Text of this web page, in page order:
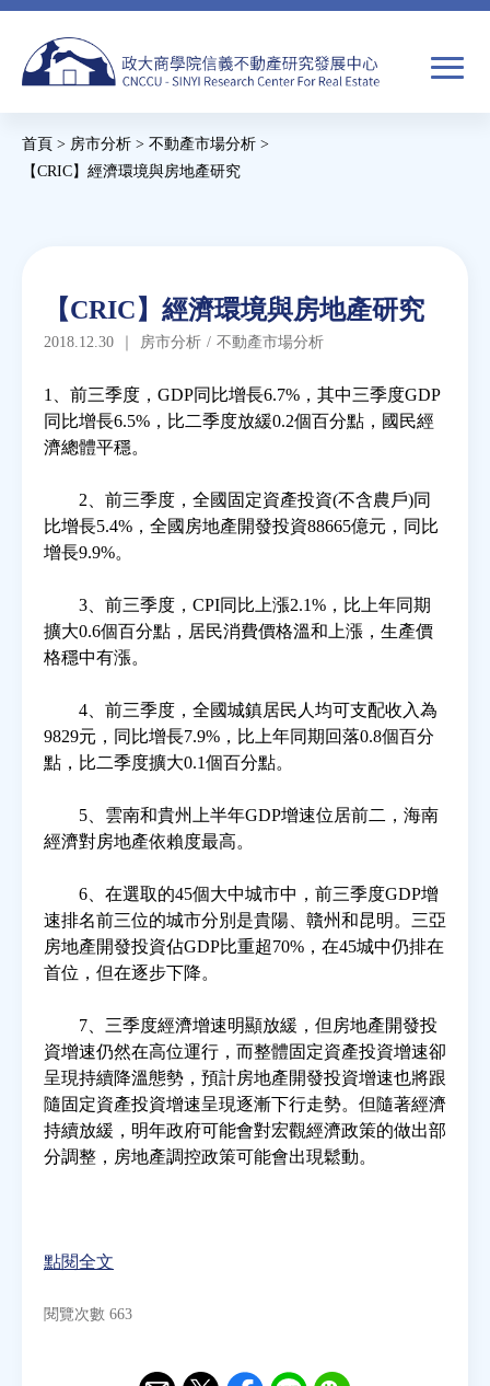
Jump
navigation
搜
搜
尋
焦點新聞
房市分析
研究獎勵
電子報
訂閱電子報
您
首頁 > 房市分析 > 不動產市場分析 >
【CRIC】經濟環境與房地產研究
Back
【CRIC】經濟環境與房地產研究
2018.12.30 ｜ 房市分析 / 不動產市場分析
1、前三季度，GDP同比增長6.7%，其中三季度GDP
同比增長6.5%，比二季度放緩0.2個百分點，國民經
濟總體平穩。
2、前三季度，全國固定資產投資(不含農戶)同
比增長5.4%，全國房地產開發投資88665億元，同比
增長9.9%。
3、前三季度，CPI同比上漲2.1%，比上年同期
擴大0.6個百分點，居民消費價格溫和上漲，生產價
格穩中有漲。
4、前三季度，全國城鎮居民人均可支配收入為
9829元，同比增長7.9%，比上年同期回落0.8個百分
點，比二季度擴大0.1個百分點。
5、雲南和貴州上半年GDP增​​速位居前二，海南
經濟對房地產依賴度最高。
6、在選取的45個大中城市中，前三季度GDP增
速排名前三位的城市分別是貴陽、贛州和昆明。三亞
房地產開發投資佔GDP比重超70%，在45城中仍排在
首位，但在逐步下降。
7、三季度經濟增速明顯放緩，但房地產開發投
資增速仍然在高位運行，而整體固定資產投資增速卻
呈現持續降溫態勢，預計房地產開發投資增速也將跟
隨固定資產投資增速呈現逐漸下行走勢。但隨著經濟
持續放緩，明年政府可能會對宏觀經濟政策的做出部
分調整，房地產調控政策可能會出現鬆動。
點閱全文
閱覽次數 663